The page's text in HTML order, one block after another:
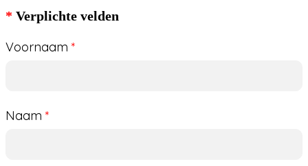
* Verplichte velden
NL
Voornaam *
Naam *